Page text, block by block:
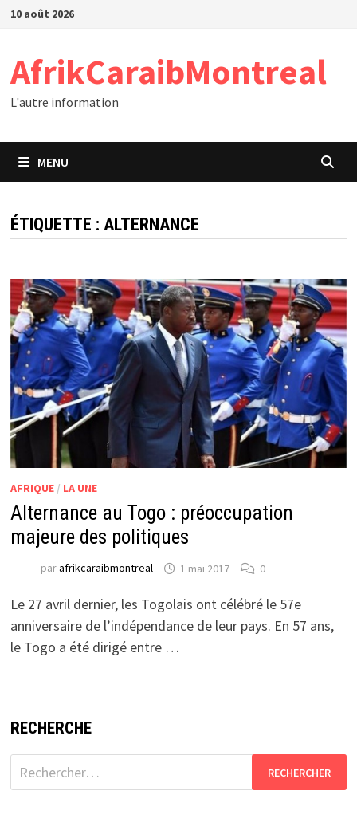
Passer
10 août 2026
AfrikCaraibMontreal
L'autre information
MENU
ÉTIQUETTE : ALTERNANCE
AFRIQUE/ LA UNE
Alternance au Togo : préoccupation
majeure des politiques
parafrikcaraibmontreal 1 mai 2017 0
Le 27 avril dernier, les Togolais ont célébré le 57e
anniversaire de l’indépendance de leur pays. En 57 ans,
le Togo a été dirigé entre …
RECHERCHE
Rechercher :